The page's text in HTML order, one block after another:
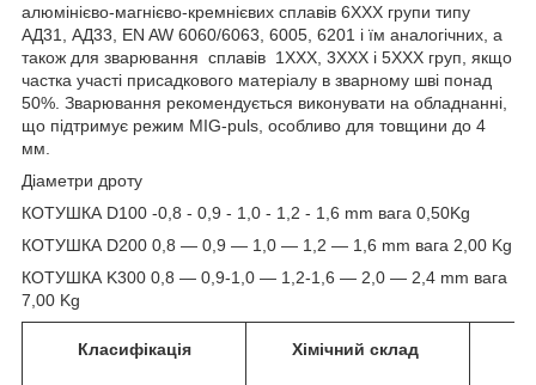
алюмінієво-магнієво-кремнієвих сплавів 6ХХХ групи типу
АД31, АД33, EN AW 6060/6063, 6005, 6201 і їм аналогічних, а
також для зварювання сплавів 1ХХХ, 3ХХХ і 5ХХХ груп, якщо
частка участі присадкового матеріалу в зварному шві понад
50%. Зварювання рекомендується виконувати на обладнанні,
що підтримує режим MIG-puls, особливо для товщини до 4
мм.
Діаметри дроту
КОТУШКА D100 -0,8 - 0,9 - 1,0 - 1,2 - 1,6 mm вага 0,50Kg
КОТУШКА D200 0,8 — 0,9 — 1,0 — 1,2 — 1,6 mm вага 2,00 Kg
КОТУШКА K300 0,8 — 0,9-1,0 — 1,2-1,6 — 2,0 — 2,4 mm вага
7,00 Kg
Класифікація Хімічний склад